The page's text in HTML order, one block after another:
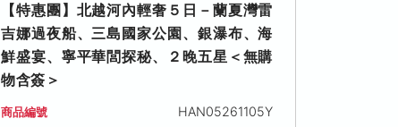
【特惠團】北越河內輕奢５日－蘭夏灣雷
吉娜過夜船、三島國家公園、銀瀑布、海
鮮盛宴、寧平華閭探秘、２晚五星＜無購
物含簽＞
商品編號 HAN05261105Y